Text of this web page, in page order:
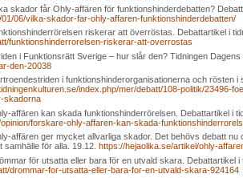
skador får Ohly-affären för funktionshinderdebatten?
06/vilka-skador-far-ohly-affaren-funktionshinderdebatten/
riskerar att överröstas. Debattartikel i
funktionshinderrorelsen-riskerar-att-overrostas
i Funktionsrätt Sverige – hur slår den? Tidningen
den-20038
i funktionshinderorganisationerna och rösten
index.php/mer/debatt/108-politik/23496-
skadorna
affären kan skada funktionshinderrörelsen. Debattartikel i
forskare-ohly-affaren-kan-skada-
affären ger mycket allvarliga skador. Det behövs debatt
för alla. 19.12. https://hejaolika.se/artikel/ohly-
för utsatta eller bara för en utvald skara. Debattartikel
drommar-for-utsatta-eller-bara-for-en-utvald-skara-924164